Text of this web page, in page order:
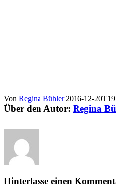
Von Regina Bühler|2016-12-
Über den Autor: Regina
Hinterlasse einen